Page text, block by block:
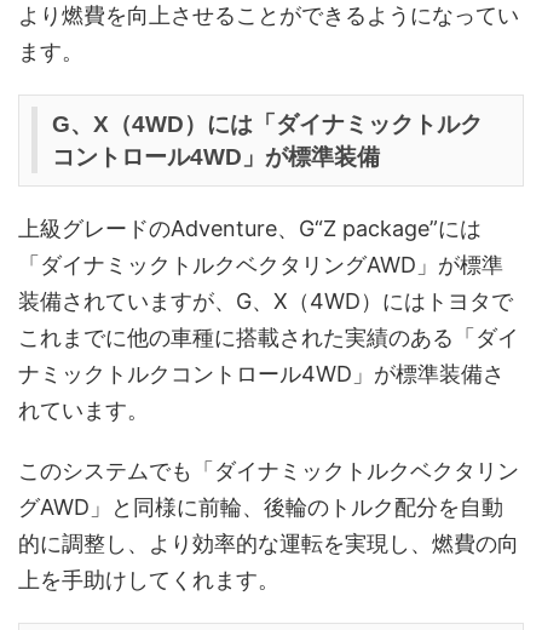
より燃費を向上させることができるようになってい
ます。
G、X（4WD）には「ダイナミックトルク
コントロール4WD」が標準装備
上級グレードのAdventure、G“Z package”には
「ダイナミックトルクベクタリングAWD」が標準
装備されていますが、G、X（4WD）にはトヨタで
これまでに他の車種に搭載された実績のある「ダイ
ナミックトルクコントロール4WD」が標準装備さ
れています。
このシステムでも「ダイナミックトルクベクタリン
グAWD」と同様に前輪、後輪のトルク配分を自動
的に調整し、より効率的な運転を実現し、燃費の向
上を手助けしてくれます。